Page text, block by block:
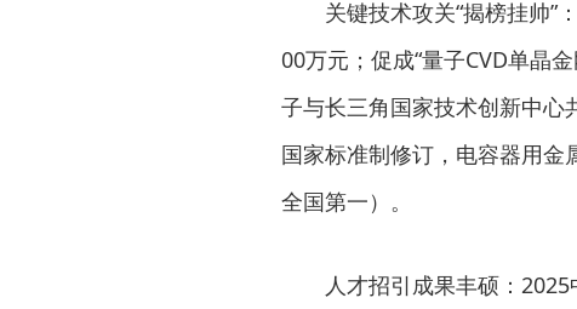
关键技术攻关“揭榜挂帅”
00万元；促成“量子CVD单晶
子与长三角国家技术创新中心
国家标准制修订，电容器用
全国第一）。
人才招引成果丰硕：